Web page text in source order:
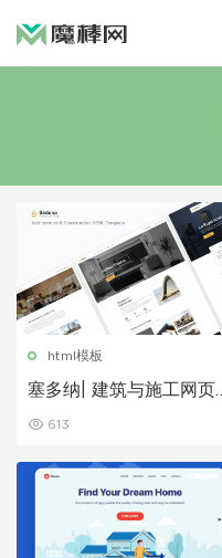
html模板
塞多纳| 建筑与施工网页
613